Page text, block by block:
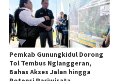
Pemkab Gunungkidul Dorong
Tol Tembus Nglanggeran,
Bahas Akses Jalan hingga